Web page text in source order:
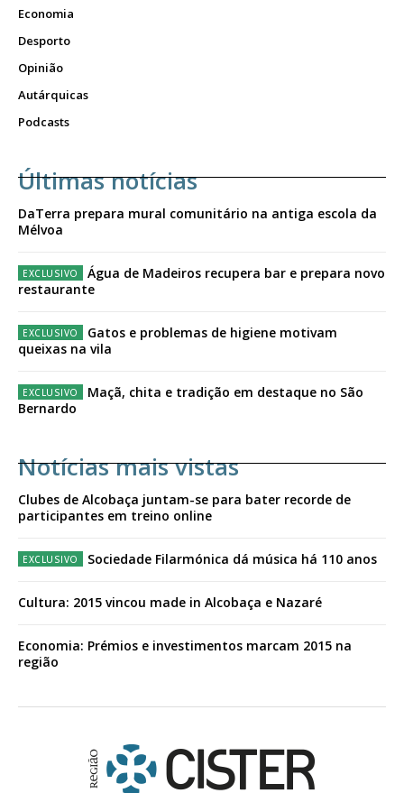
Economia
Desporto
Opinião
Autárquicas
Podcasts
Últimas notícias
DaTerra prepara mural comunitário na antiga escola da
Mélvoa
Água de Madeiros recupera bar e prepara novo
restaurante
Gatos e problemas de higiene motivam
queixas na vila
Maçã, chita e tradição em destaque no São
Bernardo
Notícias mais vistas
Clubes de Alcobaça juntam-se para bater recorde de
participantes em treino online
Sociedade Filarmónica dá música há 110 anos
Cultura: 2015 vincou made in Alcobaça e Nazaré
Economia: Prémios e investimentos marcam 2015 na
região